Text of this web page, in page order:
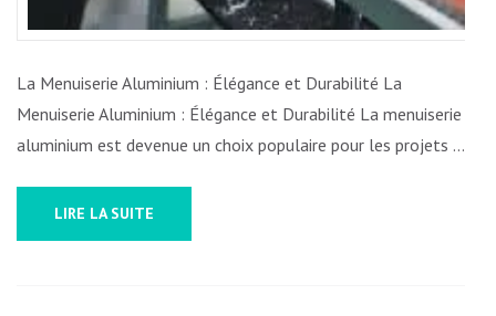
La Menuiserie Aluminium : Élégance et Durabilité La
Menuiserie Aluminium : Élégance et Durabilité La menuiserie
aluminium est devenue un choix populaire pour les projets …
LIRE LA SUITE